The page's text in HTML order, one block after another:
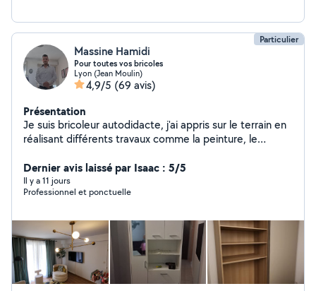
Particulier
Massine Hamidi
Pour toutes vos bricoles
Lyon (Jean Moulin)
4,9/5 (69 avis)
Présentation
Je suis bricoleur autodidacte, j'ai appris sur le terrain en
réalisant différents travaux comme la peinture, le
Je suis sérieux, débrouillard et j'aime le travail bien fait
Dernier avis laissé par Isaac : 5/5
Il y a 11 jours
Professionnel et ponctuelle